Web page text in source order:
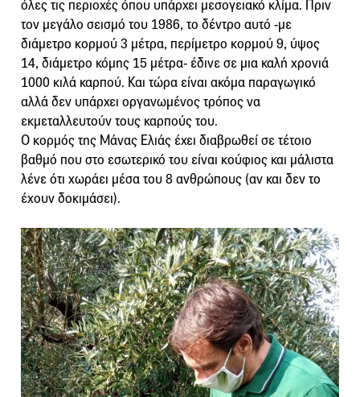
όλες τις περιοχές όπου υπάρχει μεσογειακό κλίμα. Πριν
τον μεγάλο σεισμό του 1986, το δέντρο αυτό -με
διάμετρο κορμού 3 μέτρα, περίμετρο κορμού 9, ύψος
14, διάμετρο κόμης 15 μέτρα- έδινε σε μια καλή χρονιά
1000 κιλά καρπού. Και τώρα είναι ακόμα παραγωγικό
αλλά δεν υπάρχει οργανωμένος τρόπος να
εκμεταλλευτούν τους καρπούς του.
Ο κορμός της Μάνας Ελιάς έχει διαβρωθεί σε τέτοιο
βαθμό που στο εσωτερικό του είναι κούφιος και μάλιστα
λένε ότι χωράει μέσα του 8 ανθρώπους (αν και δεν το
έχουν δοκιμάσει).